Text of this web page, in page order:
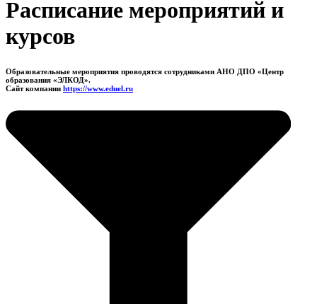
Расписание мероприятий и
курсов
Образовательные мероприятия проводятся сотрудниками АНО ДПО «Центр
образования «ЭЛКОД».
Сайт компании https://www.eduel.ru